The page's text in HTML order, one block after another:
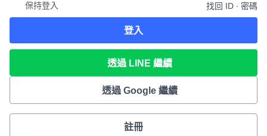
保持登入 找回 ID ∙ 密碼
登入
透過 LINE 繼續
透過 Google 繼續
註冊